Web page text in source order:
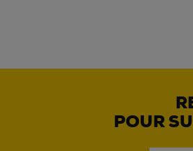
POUR